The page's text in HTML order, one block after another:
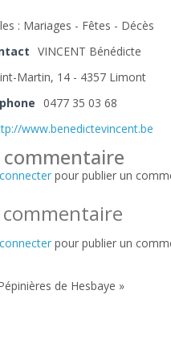
: Mariages - Fêtes - Décès
VINCENT Bénédicte
Martin, 14 - 4357 Limont
0477 35 03 68
www.benedictevincent.be
commentaire
pour publier un
commentaire
pour publier un
de Hesbaye »